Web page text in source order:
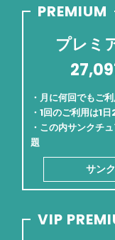
PREMIUM
プレミ
・月に何回でもご
・1回のご利用は1
・この内サンクチ
題
サン
VIP